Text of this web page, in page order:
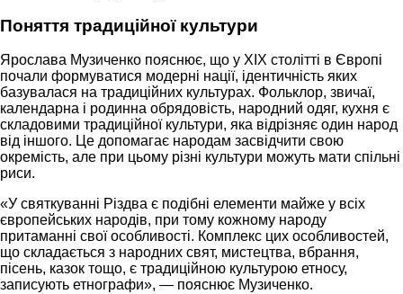
Поняття традиційної культури
Ярослава Музиченко пояснює, що у ХІХ столітті в Європі
почали формуватися модерні нації, ідентичність яких
базувалася на традиційних культурах. Фольклор, звичаї,
календарна і родинна обрядовість, народний одяг, кухня є
складовими традиційної культури, яка відрізняє один народ
від іншого. Це допомагає народам засвідчити свою
окремість, але при цьому різні культури можуть мати спільні
риси.
«У святкуванні Різдва є подібні елементи майже у всіх
європейських народів, при тому кожному народу
притаманні свої особливості. Комплекс цих особливостей,
що складається з народних свят, мистецтва, вбрання,
пісень, казок тощо, є традиційною культурою етносу,
записують етнографи», — пояснює Музиченко.